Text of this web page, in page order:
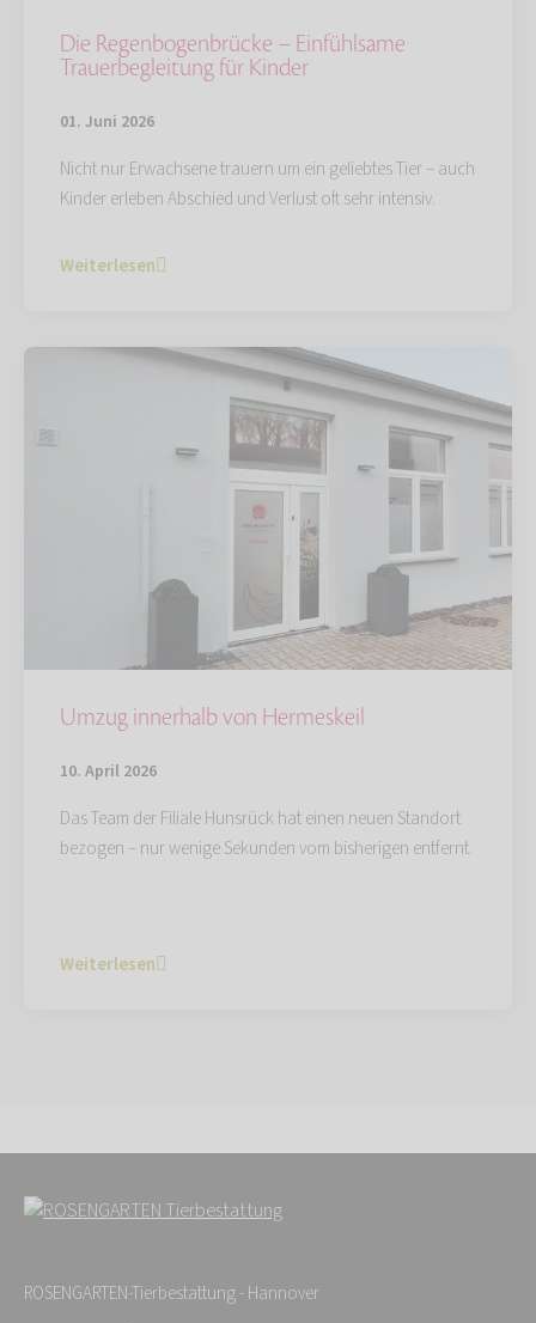
Die Regenbogenbrücke – Einfühlsame
Trauerbegleitung für Kinder
01. Juni 2026
Nicht nur Erwachsene trauern um ein geliebtes Tier – auch
Kinder erleben Abschied und Verlust oft sehr intensiv.
Weiterlesen
Umzug innerhalb von Hermeskeil
10. April 2026
Das Team der Filiale Hunsrück hat einen neuen Standort
bezogen – nur wenige Sekunden vom bisherigen entfernt.
Weiterlesen
ROSENGARTEN-Tierbestattung - Hannover